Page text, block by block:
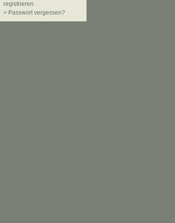
registrieren.
> Passwort vergessen?